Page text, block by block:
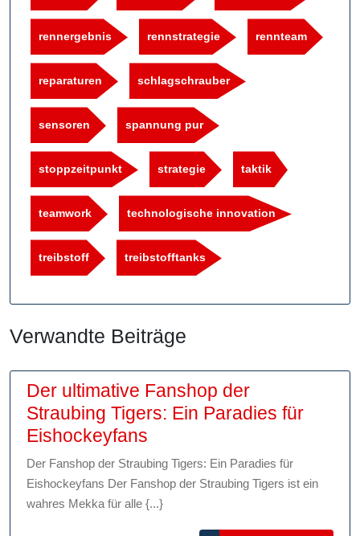
rennergebnis rennstrategie rennteam
reparaturen schlagschrauber
sensoren spannung pur
stoppzeitpunkt strategie taktik
teamwork technologische innovation
treibstoff treibstofftanks
Verwandte Beiträge
Der ultimative Fanshop der
Straubing Tigers: Ein Paradies für
Eishockeyfans
ultimative
Fanshop
der
Straubing
Der Fanshop der Straubing Tigers: Ein Paradies für
Eishockeyfans Der Fanshop der Straubing Tigers ist ein
wahres Mekka für alle {...}